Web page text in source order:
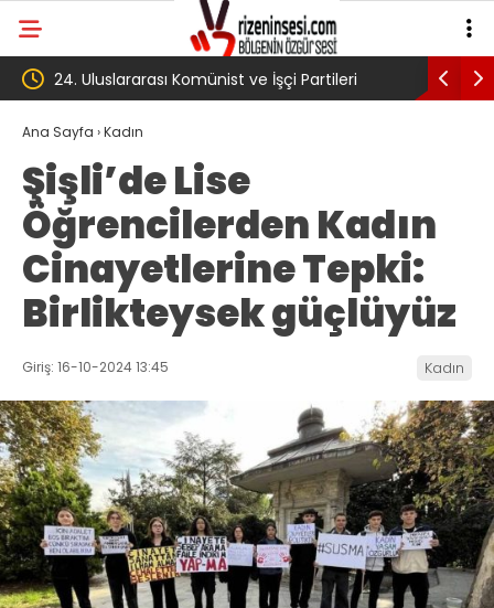
ve İşçi Partileri ‘Çerçeve yasa’ kanun teklifi Adalet
Ana Sayfa ›Kadın
Şişli’de Lise
Öğrencilerden Kadın
Cinayetlerine Tepki:
Birlikteysek güçlüyüz
Giriş: 16-10-2024 13:45 Kadın